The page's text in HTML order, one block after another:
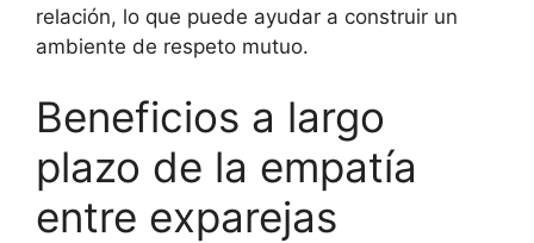
relación, lo que puede ayudar a construir un
ambiente de respeto mutuo.
Beneficios a largo
plazo de la empatía
entre exparejas